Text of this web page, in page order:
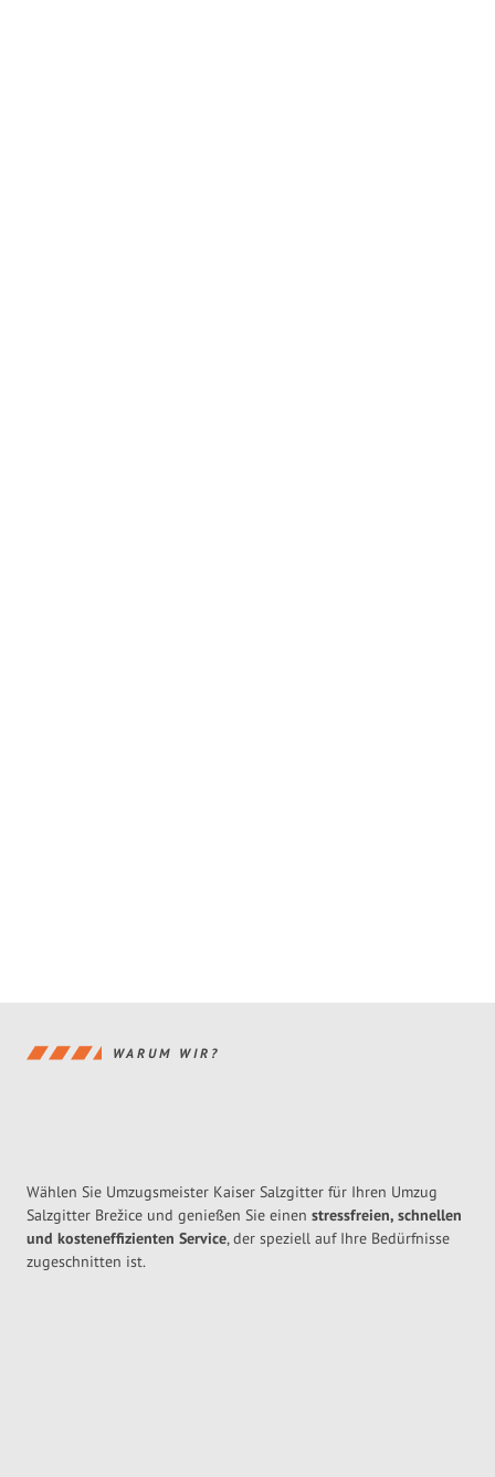
WARUM WIR?
Wählen Sie Umzugsmeister Kaiser Salzgitter für Ihren Umzug
Salzgitter Brežice und genießen Sie einen stressfreien, schnellen
und kosteneffizienten Service, der speziell auf Ihre Bedürfnisse
zugeschnitten ist.